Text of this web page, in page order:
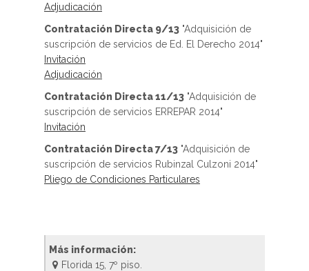
Adjudicación
Contratación Directa 9/13 "Adquisición de
suscripción de servicios de Ed. El Derecho 2014"
Invitación
Adjudicación
Contratación Directa 11/13 "Adquisición de
suscripción de servicios ERREPAR 2014"
Invitación
Contratación Directa 7/13 "Adquisición de
suscripción de servicios Rubinzal Culzoni 2014"
Pliego de Condiciones Particulares
Más información:
Florida 15, 7º piso.